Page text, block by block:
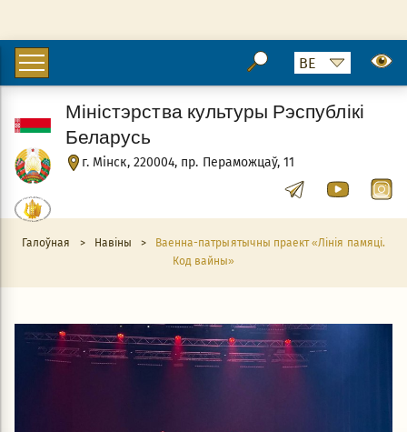
г. Мінск, 220004, пр. Пераможцаў, 11
Міністэрства культуры Рэспублікі
Беларусь
Галоўная > Навіны >
Ваенна-патрыятычны праект «Лінія памяці.
Код вайны»